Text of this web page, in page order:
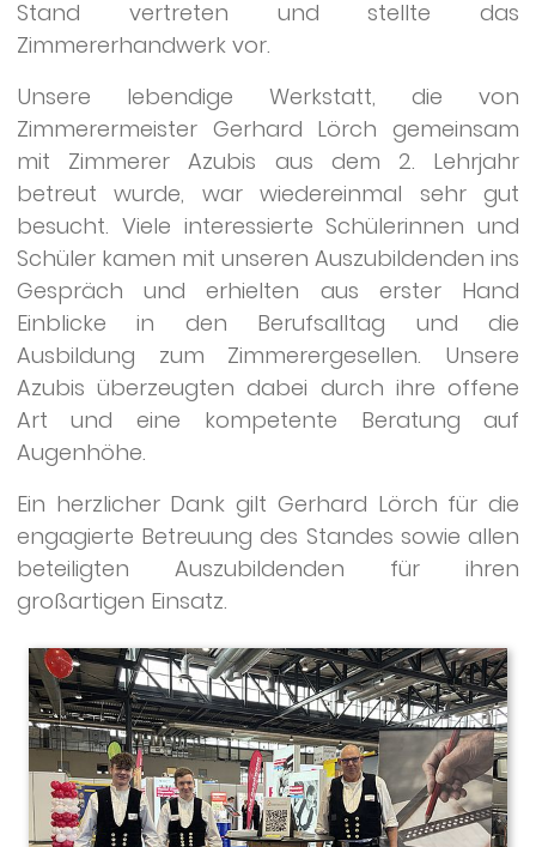
Stand vertreten und stellte das
Zimmererhandwerk vor.
Unsere lebendige Werkstatt, die von
Zimmerermeister Gerhard Lörch gemeinsam
mit Zimmerer Azubis aus dem 2. Lehrjahr
betreut wurde, war wiedereinmal sehr gut
besucht. Viele interessierte Schülerinnen und
Schüler kamen mit unseren Auszubildenden ins
Gespräch und erhielten aus erster Hand
Einblicke in den Berufsalltag und die
Ausbildung zum Zimmerergesellen. Unsere
Azubis überzeugten dabei durch ihre offene
Art und eine kompetente Beratung auf
Augenhöhe.
Ein herzlicher Dank gilt Gerhard Lörch für die
engagierte Betreuung des Standes sowie allen
beteiligten Auszubildenden für ihren
großartigen Einsatz.